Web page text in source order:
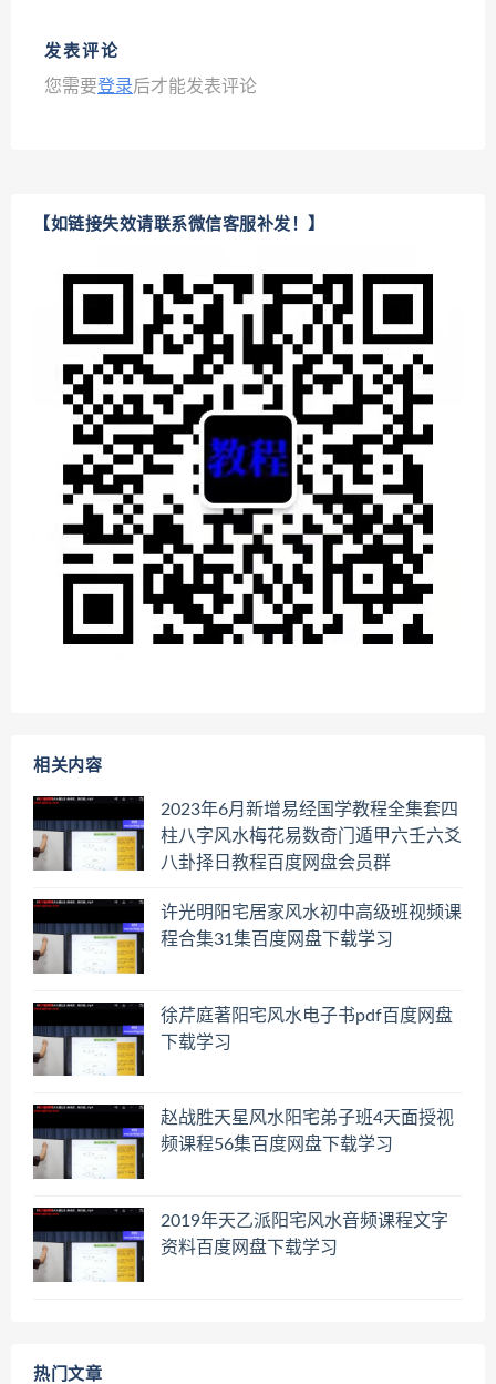
发表评论
您需要登录后才能发表评论
【如链接失效请联系微信客服补发！】
相关内容
2023年6月新增易经国学教程全集套四
柱八字风水梅花易数奇门遁甲六壬六爻
八卦择日教程百度网盘会员群
许光明阳宅居家风水初中高级班视频课
程合集31集百度网盘下载学习
徐芹庭著阳宅风水电子书pdf百度网盘
下载学习
赵战胜天星风水阳宅弟子班4天面授视
频课程56集百度网盘下载学习
2019年天乙派阳宅风水音频课程文字
资料百度网盘下载学习
热门文章